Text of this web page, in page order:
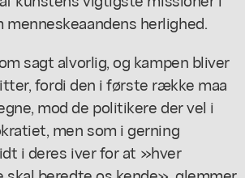
menneskeaandens herlighed.
sagt alvorlig, og kampen bliver
fordi den i første række maa
mod de politikere der vel i
men som i gerning
i deres iver for at »hver